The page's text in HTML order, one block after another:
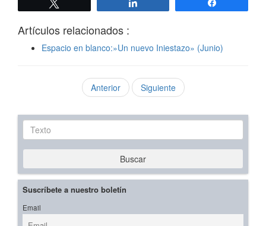
Artículos relacionados :
Espacio en blanco:»Un nuevo Iniestazo» (Junio)
Anterior Siguiente
Texto
Buscar
Suscríbete a nuestro boletín
Email